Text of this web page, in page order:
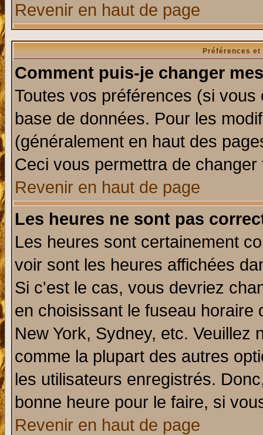
Revenir en haut de page
Préférences
Comment puis-je changer
Toutes vos préférences (si
base de données. Pour les
(généralement en haut des
Ceci vous permettra de
Revenir en haut de page
Les heures ne sont pas
Les heures sont certainement
voir sont les heures affichées
Si c'est le cas, vous devriez
en choisissant le fuseau
New York, Sydney, etc. Veuillez
comme la plupart des autres
les utilisateurs enregistrés.
bonne heure pour le faire, si
Revenir en haut de page